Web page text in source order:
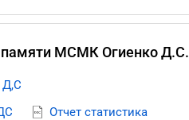
памяти МСМК Огиенко Д.С.
Д,С
Отчет статистика